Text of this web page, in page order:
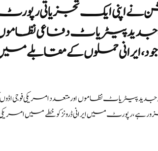
نے اپنی ایک تجزیاتی
پیٹریاٹ دفاعی نظاموں
ایرانی حملوں کے
نظاموں اور متعدد امریکی فوجی اڈوں کی
ہے، رپورٹ میں ایرانی ڈرونز کو خطے میں